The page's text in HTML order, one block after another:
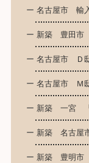
名古屋市 輸
新築 豊田市
名古屋市 Ｄ
名古屋市 Ｍ
新築 一宮 「
新築 名古屋
新築 豊明市